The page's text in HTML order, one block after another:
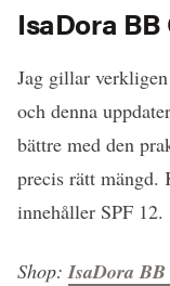
IsaDora BB
Jag gillar
och denna
bättre med den
precis rätt mängd.
innehåller SPF 12.
Shop: IsaDora BB